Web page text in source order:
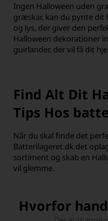
Ingen Halloween uden
græskar, kan du pynte
og lys, der giver den
Halloween dekorationer
guirlander, der vil få dit
Find Alt Dit
Tips Hos
Når du skal finde det
Batterilageret.dk det
sortiment og skab en
vil glemme.
Hvorfor